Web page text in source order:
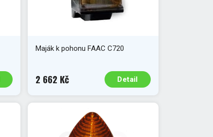
Maják k pohonu FAAC C720
2 662 Kč Detail